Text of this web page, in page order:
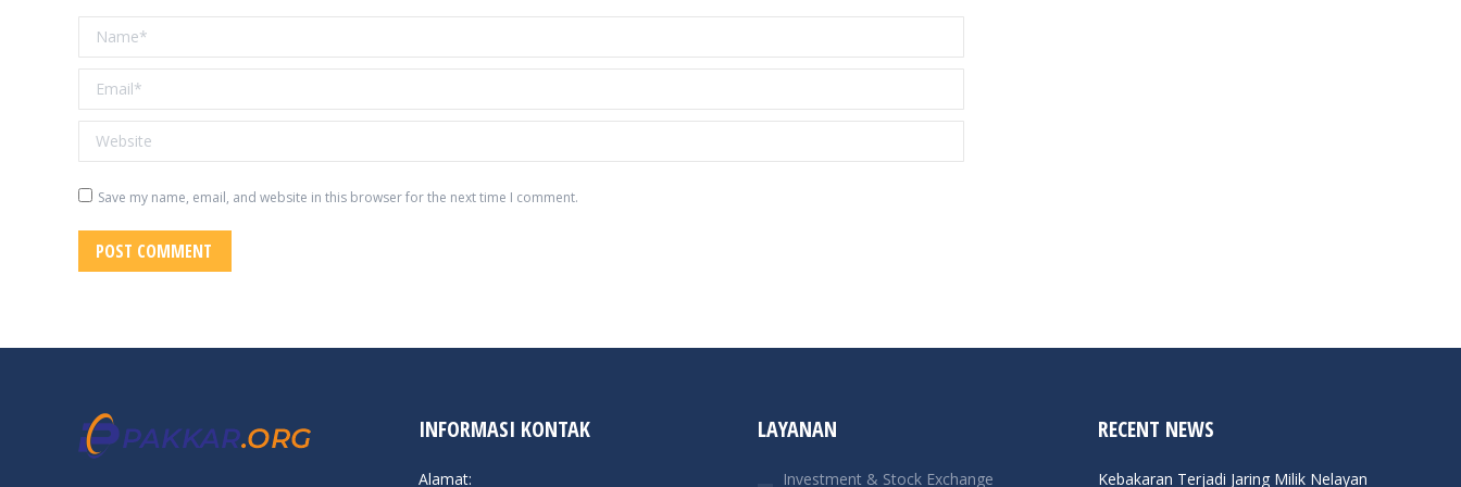
Name *
Email *
Website
Save my name, email, and website in this browser for the next time I comment.
POST COMMENT
INFORMASI KONTAK
Alamat:
LAYANAN
Investment & Stock Exchange
RECENT NEWS
Kebakaran Terjadi Jaring Milik Nelayan